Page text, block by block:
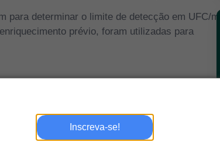
Inscreva-se!
determinar o limite de detecção em UFC/ml,
prévio, foram utilizadas para
spp. em amostras de alimentos ou em